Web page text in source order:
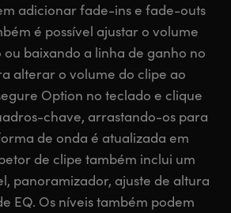
adicionar fade-ins e fade-outs
é possível ajustar o volume
baixando a linha de ganho no
alterar o volume do clipe ao
Option no teclado e clique
chave, arrastando-os para
de onda é atualizada em
de clipe também inclui um
panoramizador, ajuste de altura
EQ. Os níveis também podem